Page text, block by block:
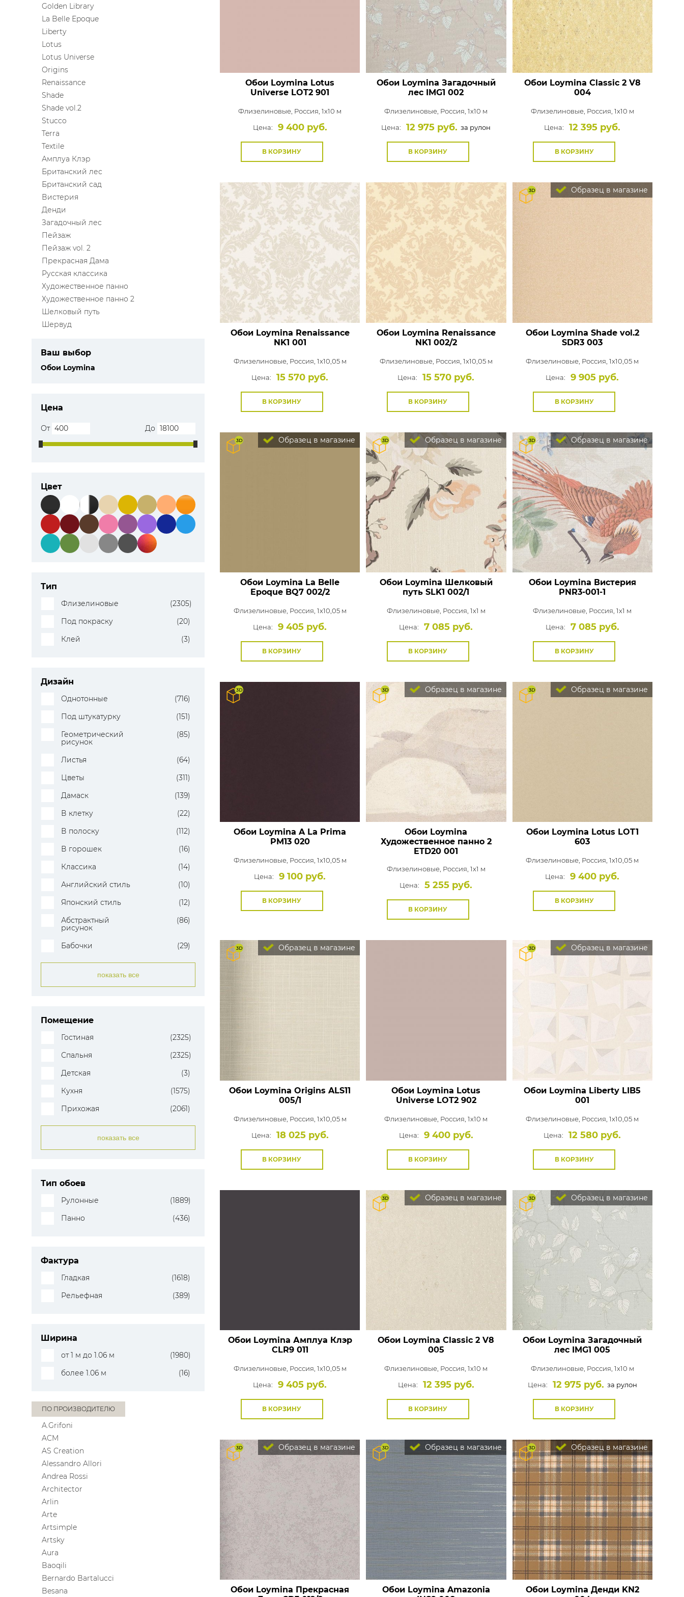
ЦВЕТА
ПОКАЗАТЬ ВСЕ ОБОИ
Golden Library
La Belle Epoque
Liberty
Lotus
Lotus Universe
Origins
Renaissance
Shade
Shade vol.2
Stucco
Terra
Textile
Амплуа Клэр
Британский лес
Британский сад
Вистерия
Денди
Загадочный лес
Пейзаж
Пейзаж vol. 2
Прекрасная Дама
Русская классика
Художественное панно
Художественное панно 2
Шелковый путь
Шервуд
Ваш выбор
Обои Loymina
Цена
От До
Цвет
Тип
Флизелиновые
(2305)
Под покраску
(20)
Клей
(3)
Дизайн
Однотонные
(716)
Под штукатурку
(151)
Геометрический
рисунок
(85)
Листья
(64)
Цветы
(311)
Дамаск
(139)
В клетку
(22)
В полоску
(112)
В горошек
(16)
Классика
(14)
Английский стиль
(10)
Японский стиль
(12)
Абстрактный
рисунок
(86)
Бабочки (29)
показать все
Помещение
Гостиная
(2325)
Спальня
(2325)
Детская
(3)
Кухня
(1575)
Прихожая
(2061)
показать все
Тип обоев
Рулонные
(1889)
Панно
(436)
Фактура
Гладкая
(1618)
Рельефная
(389)
Ширина
от 1 м до 1.06 м
(1980)
более 1.06 м
(16)
ПО ПРОИЗВОДИТЕЛЮ
A.Grifoni
ACM
AS Creation
Alessandro Allori
Andrea Rossi
Architector
Arlin
Arte
Artsimple
Artsky
Aura
Baoqili
Bernardo Bartalucci
Besana
Обои Loymina Lotus
Universe LOT2 901
Флизелиновые, Россия, 1x10 м
Цена:
9 400 руб.
В КОРЗИНУ
Обои Loymina Загадочный
лес IMG1 002
Флизелиновые, Россия, 1x10 м
Цена:
12 975 руб. за рулон
В КОРЗИНУ
Обои Loymina Classic 2V8
004
Флизелиновые, Россия, 1x10 м
Цена:
12 395 руб.
В КОРЗИНУ
Обои Loymina Renaissance
NK1 001
Флизелиновые, Россия, 1x10,05 м
Цена:
15 570 руб.
В КОРЗИНУ
Обои Loymina Renaissance
NK1 002/2
Флизелиновые, Россия, 1x10,05 м
Цена:
15 570 руб.
В КОРЗИНУ
Образец в магазине
Обои Loymina Shade vol.2
SDR3 003
Флизелиновые, Россия, 1x10,05 м
Цена:
9 905 руб.
В КОРЗИНУ
Образец в магазине
Обои Loymina La Belle
EpoqueBQ7 002/2
Флизелиновые, Россия, 1x10,05 м
Цена:
9 405 руб.
В КОРЗИНУ
Образец в магазине
Обои Loymina Шелковый
путь SLK1 002/1
Флизелиновые, Россия, 1x1 м
Цена:
7 085 руб.
В КОРЗИНУ
Образец в магазине
Обои Loymina Вистерия
PNR3-001-1
Флизелиновые, Россия, 1x1 м
Цена:
7 085 руб.
В КОРЗИНУ
Обои Loymina A La Prima
PM13 020
Флизелиновые, Россия, 1x10,05 м
Цена:
9 100 руб.
В КОРЗИНУ
Образец в магазине
Обои Loymina
Художественное панно 2
ETD20 001
Флизелиновые, Россия, 1x1 м
Цена:
5 255 руб.
В КОРЗИНУ
Образец в магазине
Обои Loymina Lotus LOT1
603
Флизелиновые, Россия, 1x10,05 м
Цена:
9 400 руб.
В КОРЗИНУ
Образец в магазине
Обои Loymina Origins ALS11
005/1
Флизелиновые, Россия, 1x10,05 м
Цена:
18 025 руб.
В КОРЗИНУ
Обои Loymina Lotus
Universe LOT2 902
Флизелиновые, Россия, 1x10 м
Цена:
9 400 руб.
В КОРЗИНУ
Образец в магазине
Обои Loymina Liberty LIB5
001
Флизелиновые, Россия, 1x10,05 м
Цена:
12 580 руб.
В КОРЗИНУ
Обои Loymina Амплуа Клэр
CLR9 011
Флизелиновые, Россия, 1x10,05 м
Цена:
9 405 руб.
В КОРЗИНУ
Образец в магазине
Обои Loymina Classic 2 V8
005
Флизелиновые, Россия, 1x10 м
Цена:
12 395 руб.
В КОРЗИНУ
Образец в магазине
Обои Loymina Загадочный
лес IMG1 005
Флизелиновые, Россия, 1x10 м
Цена:
12 975 руб. за рулон
В КОРЗИНУ
Образец в магазине
Обои Loymina Прекрасная
Образец в магазине
Обои Loymina Amazonia
Образец в магазине
Обои Loymina ДендиKN2